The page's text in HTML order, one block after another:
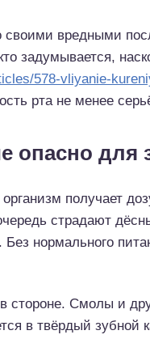
своими вредными
задумывается,
578-vliyanie-
рта не менее
опасно для
организм получает
страдают
Без нормального
стороне. Смолы и
в твёрдый зубной